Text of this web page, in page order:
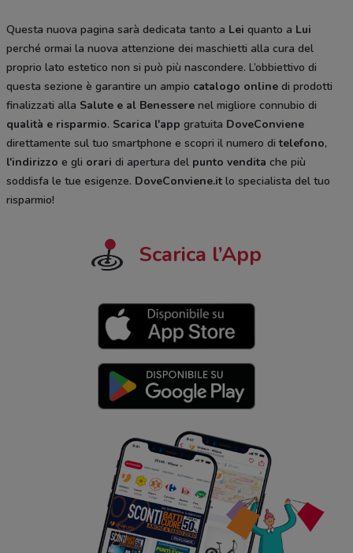
Questa nuova pagina sarà dedicata tanto a Lei quanto a Lui
perché ormai la nuova attenzione dei maschietti alla cura del
proprio lato estetico non si può più nascondere. L’obbiettivo di
questa sezione è garantire un ampio catalogo online di prodotti
finalizzati alla Salute e al Benessere nel migliore connubio di
qualità e risparmio. Scarica l'app gratuita DoveConviene
direttamente sul tuo smartphone e scopri il numero ditelefono,
l'indirizzo e gli orari di apertura del punto vendita che più
soddisfa le tue esigenze. DoveConviene.it lo specialista del tuo
risparmio!
Scarica l’App